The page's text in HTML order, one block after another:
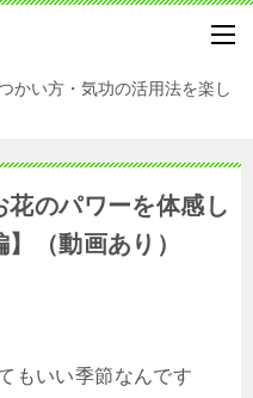
い方・気功の活用法を楽し
花のパワーを体感し
（動画あり）
もいい季節なんです